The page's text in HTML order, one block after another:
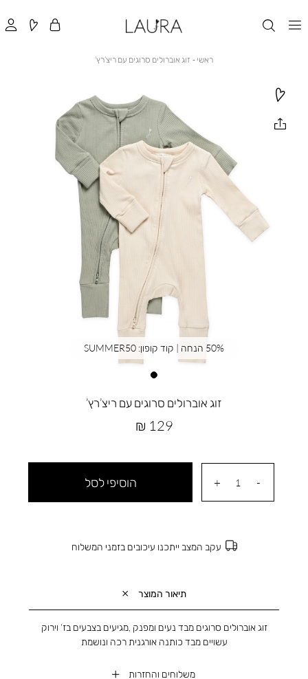
ראשי ראשיזוג אוברולים סרוגים עם ריצ’רץ’
ריצ’רץ’
זוג אוברולים סרוגים עם ריצ’רץ’
מחיר
129 ₪
הוסיפי לסל
עקב המצב ייתכנו עיכובים בזמני המשלוח
תיאור המוצר
משלוחים והחזרות
זוג אוברולים סרוגים מבד נעים ומפנק ,מגיעים בצבעים בז’ וירוק
עשויים מבד כותנה אורגנית רכה ונושמת
50% הנחה | קוד קופון: SUMMER50